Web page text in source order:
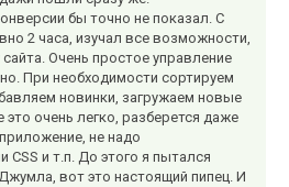
бы точно не показал. С
2 часа, изучал все возможности,
Очень простое управление
При необходимости сортируем
новинки, загружаем новые
очень легко, разберется даже
не надо
CSS и т.п. До этого я пытался
вот это настоящий пипец. И